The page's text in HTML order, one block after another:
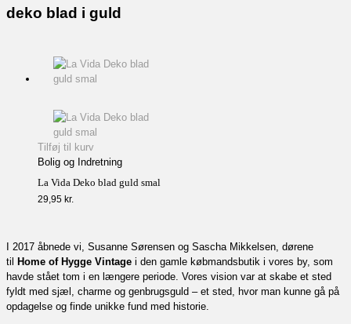
deko blad i guld
Tilføj til kurv
Bolig og Indretning
La Vida Deko blad guld smal
29,95 kr.
I 2017 åbnede vi, Susanne Sørensen og Sascha Mikkelsen, dørene
til
Home of Hygge Vintage i den gamle købmandsbutik i vores by, som
havde stået tom i en længere periode. Vores vision var at skabe et sted
fyldt med sjæl, charme og genbrugsguld – et sted, hvor man kunne gå på
opdagelse og finde unikke fund med historie.